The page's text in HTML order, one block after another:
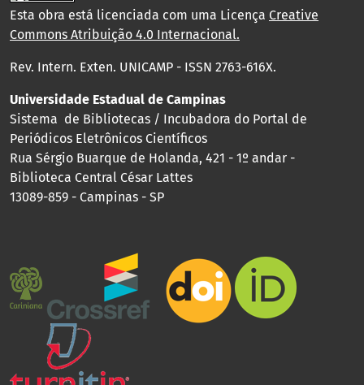
Esta obra está licenciada com uma Licença Creative
Commons Atribuição 4.0 Internacional.
Rev. Intern. Exten. UNICAMP - ISSN 2763-616X.
Universidade Estadual de Campinas
Sistema de Bibliotecas / Incubadora do Portal de
Periódicos Eletrônicos Científicos
Rua Sérgio Buarque de Holanda, 421 - 1º andar -
Biblioteca Central César Lattes
13089-859 - Campinas - SP